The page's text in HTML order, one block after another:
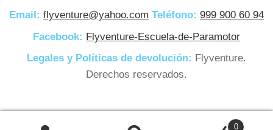
DIAGRAMA DE PARTES
ARRANQUE MOSTER 185
PLUS
HERRAMIENTAS BÁSICAS /
Email: flyventure@yahoo.com Teléfono: 999 900 60 94
Facebook: Flyventure-Escuela-de-Paramotor
Legales y Políticas de devolución: Flyventure.
Derechos reservados.
0